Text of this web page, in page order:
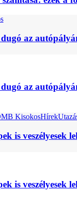
az
az
KisokosHírek
is veszélyesek
is veszélyesek